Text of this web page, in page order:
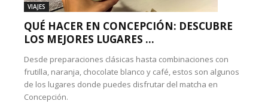
VIAJES
QUÉ HACER EN CONCEPCIÓN: DESCUBRE
LOS MEJORES LUGARES ...
Desde preparaciones clásicas hasta combinaciones con
frutilla, naranja, chocolate blanco y café, estos son algunos
de los lugares donde puedes disfrutar del matcha en
Concepción.